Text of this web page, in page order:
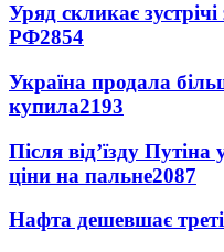
Уряд скликає
РФ2854
Україна продала
купила2193
Після від’їзду
ціни на пальне2087
Нафта дешевшає